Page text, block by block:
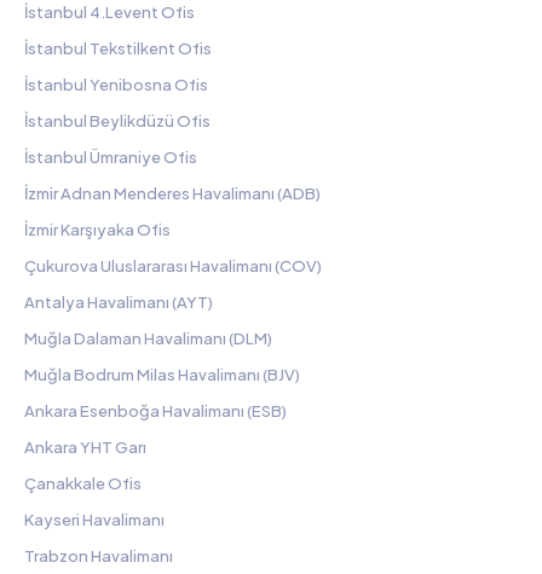
İstanbul 4.Levent Ofis
İstanbul Tekstilkent Ofis
İstanbul Yenibosna Ofis
İstanbul Beylikdüzü Ofis
İstanbul Ümraniye Ofis
İzmir Adnan Menderes Havalimanı (ADB)
İzmir Karşıyaka Ofis
Çukurova Uluslararası Havalimanı (COV)
Antalya Havalimanı (AYT)
Muğla Dalaman Havalimanı (DLM)
Muğla Bodrum Milas Havalimanı (BJV)
Ankara Esenboğa Havalimanı (ESB)
Ankara YHT Garı
Çanakkale Ofis
Kayseri Havalimanı
Trabzon Havalimanı